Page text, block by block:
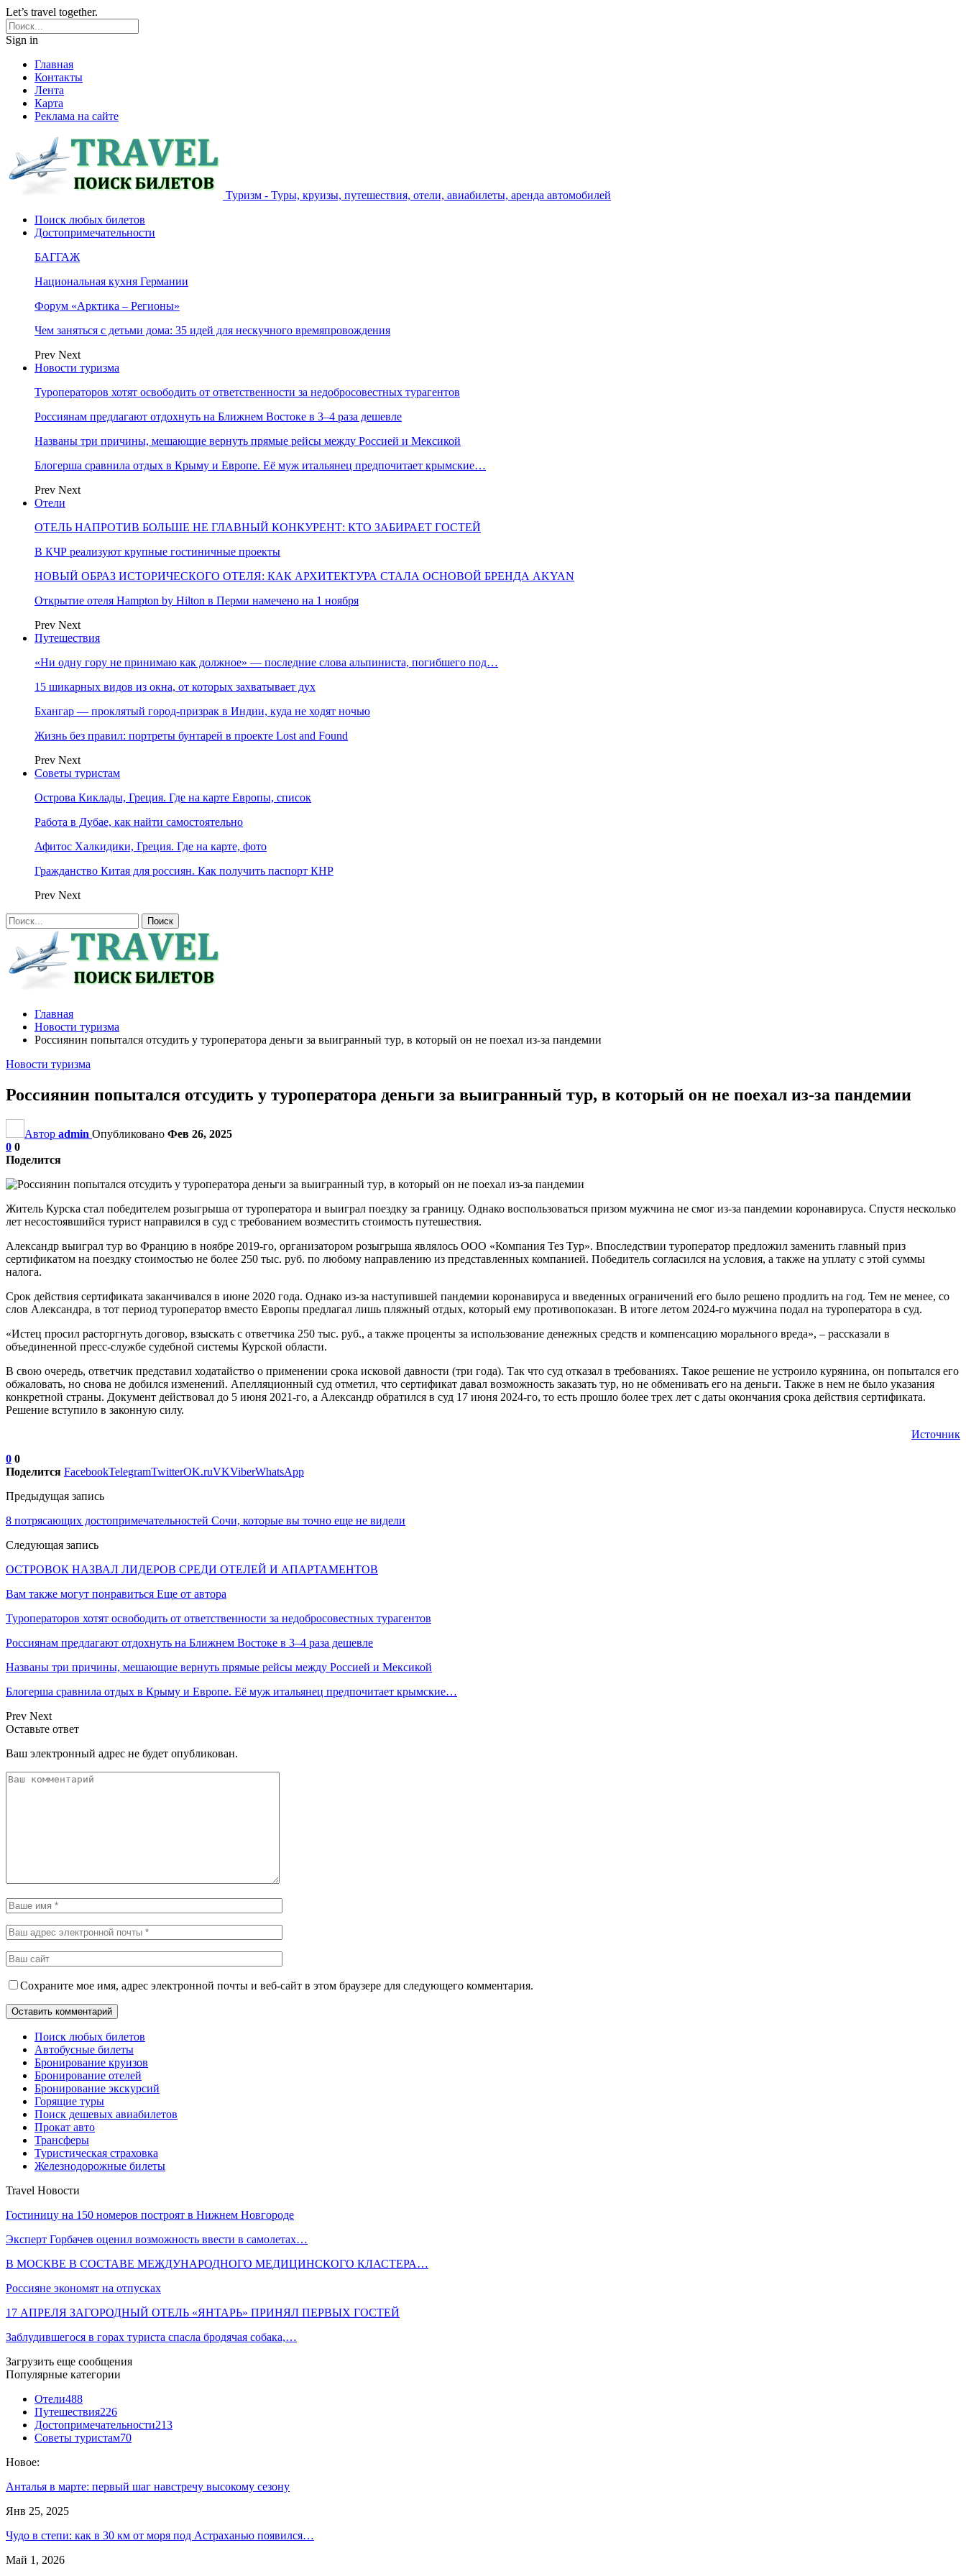
Let’s travel together.
Sign in
Главная
Контакты
Лента
Карта
Реклама на сайте
Туризм - Туры, круизы, путешествия, отели, авиабилеты, аренда автомобилей
Поиск любых билетов
Достопримечательности
БАГГАЖ
Национальная кухня Германии
Форум «Арктика – Регионы»
Чем заняться с детьми дома: 35 идей для нескучного времяпровождения
Prev Next
Новости туризма
Туроператоров хотят освободить от ответственности за недобросовестных турагентов
Россиянам предлагают отдохнуть на Ближнем Востоке в 3–4 раза дешевле
Названы три причины, мешающие вернуть прямые рейсы между Россией и Мексикой
Блогерша сравнила отдых в Крыму и Европе. Её муж итальянец предпочитает крымские…
Prev Next
Отели
ОТЕЛЬ НАПРОТИВ БОЛЬШЕ НЕ ГЛАВНЫЙ КОНКУРЕНТ: КТО ЗАБИРАЕТ ГОСТЕЙ
В КЧР реализуют крупные гостиничные проекты
НОВЫЙ ОБРАЗ ИСТОРИЧЕСКОГО ОТЕЛЯ: КАК АРХИТЕКТУРА СТАЛА ОСНОВОЙ БРЕНДА AKYAN
Открытие отеля Hampton by Hilton в Перми намечено на 1 ноября
Prev Next
Путешествия
«Ни одну гору не принимаю как должное» — последние слова альпиниста, погибшего под…
15 шикарных видов из окна, от которых захватывает дух
Бхангар — проклятый город-призрак в Индии, куда не ходят ночью
Жизнь без правил: портреты бунтарей в проекте Lost and Found
Prev Next
Советы туристам
Острова Киклады, Греция. Где на карте Европы, список
Работа в Дубае, как найти самостоятельно
Афитос Халкидики, Греция. Где на карте, фото
Гражданство Китая для россиян. Как получить паспорт КНР
Prev Next
Главная
Новости туризма
Россиянин попытался отсудить у туроператора деньги за выигранный тур, в который он не поехал из-за пандемии
Новости туризма
Россиянин попытался отсудить у туроператора деньги за выигранный тур, в который он не поехал из-за пандемии
Автор admin Опубликовано Фев 26, 2025
0 0
Поделится
Житель Курска стал победителем розыгрыша от туроператора и выиграл поездку за границу. Однако воспользоваться призом мужчина не смог из-за пандемии коронавируса. Спустя несколько
лет несостоявшийся турист направился в суд с требованием возместить стоимость путешествия.
Александр выиграл тур во Францию в ноябре 2019-го, организатором розыгрыша являлось ООО «Компания Тез Тур». Впоследствии туроператор предложил заменить главный приз
сертификатом на поездку стоимостью не более 250 тыс. руб. по любому направлению из представленных компанией. Победитель согласился на условия, а также на уплату с этой суммы
налога.
Срок действия сертификата заканчивался в июне 2020 года. Однако из-за наступившей пандемии коронавируса и введенных ограничений его было решено продлить на год. Тем не менее, со
слов Александра, в тот период туроператор вместо Европы предлагал лишь пляжный отдых, который ему противопоказан. В итоге летом 2024-го мужчина подал на туроператора в суд.
«Истец просил расторгнуть договор, взыскать с ответчика 250 тыс. руб., а также проценты за использование денежных средств и компенсацию морального вреда», – рассказали в
объединенной пресс-службе судебной системы Курской области.
В свою очередь, ответчик представил ходатайство о применении срока исковой давности (три года). Так что суд отказал в требованиях. Такое решение не устроило курянина, он попытался его
обжаловать, но снова не добился изменений. Апелляционный суд отметил, что сертификат давал возможность заказать тур, но не обменивать его на деньги. Также в нем не было указания
конкретной страны. Документ действовал до 5 июня 2021-го, а Александр обратился в суд 17 июня 2024-го, то есть прошло более трех лет с даты окончания срока действия сертификата.
Решение вступило в законную силу.
Источник
0 0
Поделится FacebookTelegramTwitterOK.ruVKViberWhatsApp
Предыдущая запись
8 потрясающих достопримечательностей Сочи, которые вы точно еще не видели
Следующая запись
ОСТРОВОК НАЗВАЛ ЛИДЕРОВ СРЕДИ ОТЕЛЕЙ И АПАРТАМЕНТОВ
Вам также могут понравиться Еще от автора
Туроператоров хотят освободить от ответственности за недобросовестных турагентов
Россиянам предлагают отдохнуть на Ближнем Востоке в 3–4 раза дешевле
Названы три причины, мешающие вернуть прямые рейсы между Россией и Мексикой
Блогерша сравнила отдых в Крыму и Европе. Её муж итальянец предпочитает крымские…
Prev Next
Оставьте ответ
Ваш электронный адрес не будет опубликован.
Сохраните мое имя, адрес электронной почты и веб-сайт в этом браузере для следующего комментария.
Поиск любых билетов
Автобусные билеты
Бронирование круизов
Бронирование отелей
Бронирование экскурсий
Горящие туры
Поиск дешевых авиабилетов
Прокат авто
Трансферы
Туристическая страховка
Железнодорожные билеты
Travel Новости
Гостиницу на 150 номеров построят в Нижнем Новгороде
Эксперт Горбачев оценил возможность ввести в самолетах…
В МОСКВЕ В СОСТАВЕ МЕЖДУНАРОДНОГО МЕДИЦИНСКОГО КЛАСТЕРА…
Россияне экономят на отпусках
17 АПРЕЛЯ ЗАГОРОДНЫЙ ОТЕЛЬ «ЯНТАРЬ» ПРИНЯЛ ПЕРВЫХ ГОСТЕЙ
Заблудившегося в горах туриста спасла бродячая собака,…
Загрузить еще сообщения
Популярные категории
Отели488
Путешествия226
Достопримечательности213
Советы туристам70
Новое:
Анталья в марте: первый шаг навстречу высокому сезону
Янв 25, 2025
Чудо в степи: как в 30 км от моря под Астраханью появился…
Май 1, 2026